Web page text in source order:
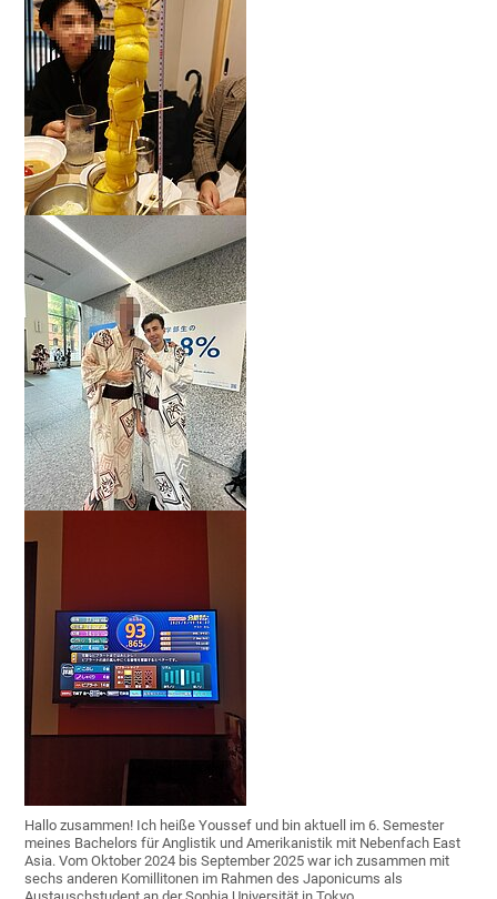
Hallo zusammen! Ich heiße Youssef und bin aktuell im 6. Semester
meines Bachelors für Anglistik und Amerikanistik mit Nebenfach East
Asia. Vom Oktober 2024 bis September 2025 war ich zusammen mit
sechs anderen Komillitonen im Rahmen des Japonicums als